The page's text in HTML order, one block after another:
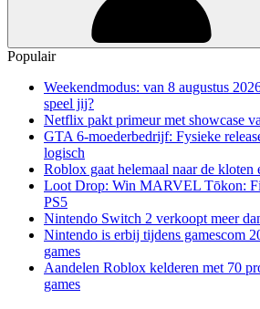
Populair
Weekendmodus: van 8 augustus
speel jij?
Netflix pakt primeur met showcase
GTA 6-moederbedrijf: Fysieke
logisch
Roblox gaat helemaal naar de kloten
Loot Drop: Win MARVEL Tōkon:
PS5
Nintendo Switch 2 verkoopt meer
Nintendo is erbij tijdens gamescom
games
Aandelen Roblox kelderen met 70
games